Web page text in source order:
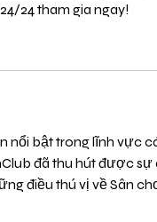
24 tham gia ngay!
nổi bật trong lĩnh vực
đã thu hút được
điều thú vị về Sân